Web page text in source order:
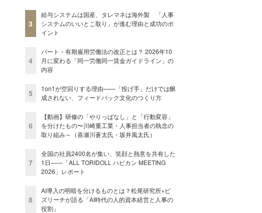
3
給与システムは国産、タレマネは海外製 「人事
システムのいいとこ取り」が進む理由と成功のポ
イント
4
パート・有期雇用労働法の改正とは？ 2026年10
月に変わる「同一労働同一賃金ガイドライン」の
内容
5
1on1が空回りする理由——「投げ手」だけでは醸
成されない、フィードバック文化のつくり方
6
【動画】研修の「やりっぱなし」と「行動変容」
を分けたもの〜川崎重工業・人事担当者の執念の
取り組み～（喜瀬川蒼太氏・坂井風太氏）
7
全国の社員2400名が集い、笑顔と熱意を共有した
1日――「ALL TORIDOLL ハピカン MEETING
2026」レポート
8
AI導入の明暗を分けるものとは？松尾研究所×ビ
ズリーチが語る「AI時代の人的資本経営と人事の
役割」